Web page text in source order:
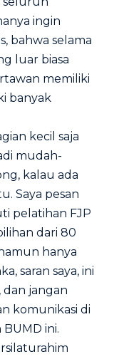
ingin
bahwa selama
luar biasa
memiliki
banyak
kecil saja
mudah-
kalau ada
Saya pesan
pelatihan FJP
dari 80
hanya
saran saya, ini
dan jangan
komunikasi di
ini.